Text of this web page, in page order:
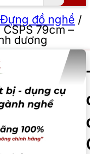
Đựng đồ nghề /
79cm –
dương